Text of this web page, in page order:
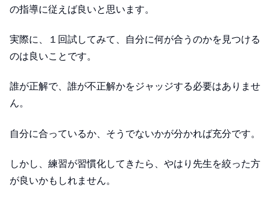
の指導に従えば良いと思います。
実際に、１回試してみて、自分に何が合うのかを見つける
のは良いことです。
誰が正解で、誰が不正解かをジャッジする必要はありませ
ん。
自分に合っているか、そうでないかが分かれば充分です。
しかし、練習が習慣化してきたら、やはり先生を絞った方
が良いかもしれません。